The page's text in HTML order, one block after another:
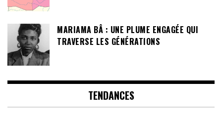
MARIAMA BÂ : UNE PLUME ENGAGÉE QUI
TRAVERSE LES GÉNÉRATIONS
TENDANCES